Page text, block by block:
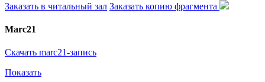
Заказать в читальный зал Заказать копию фрагмента
Marc21
Скачать marc21-запись
Показать